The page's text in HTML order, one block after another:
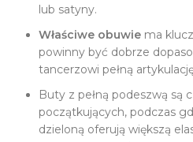
lub satyny.
Właściwe obuwie ma
powinny być dobrze
tancerzowi pełną
Buty z pełną podeszwą są
początkujących, podczas
dzieloną oferują większą